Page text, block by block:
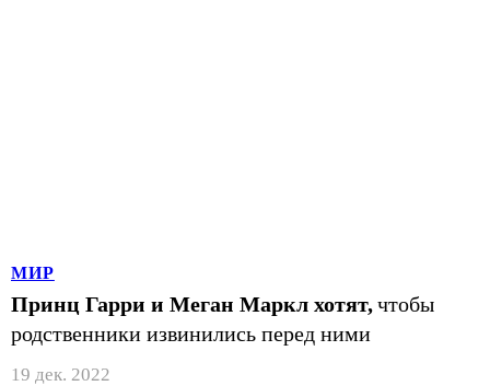
МИР
Принц Гарри и Меган Маркл хотят,чтобы
родственники извинились перед ними
19 дек. 2022